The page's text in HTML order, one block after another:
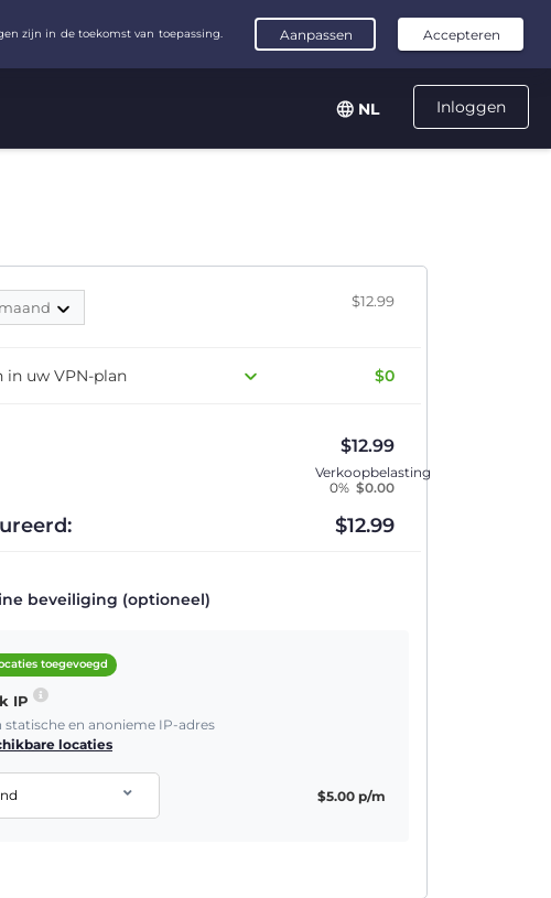
Inloggen
NL
$12.99
in uw VPN-plan $0
$12.99
Verkoopbelasting
0% $0.00
$12.99
beveiliging (optioneel)
toegevoegd
IP
statische en anonieme IP-adres
locaties
$5.00 p/m